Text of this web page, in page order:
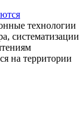
технологии
систематизации
на территории